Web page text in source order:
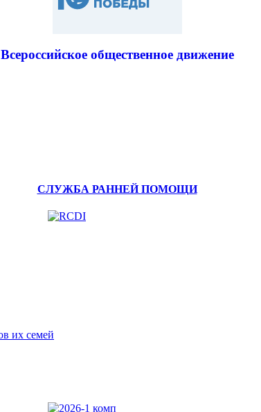
Всероссийское общественное движение
СЛУЖБА РАННЕЙ ПОМОЩИ